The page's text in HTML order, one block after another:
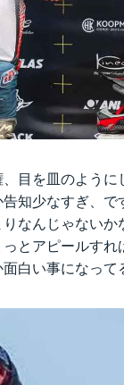
目を皿のよう
知少なすぎ、
なんじゃない
とアピールす
白い事になって